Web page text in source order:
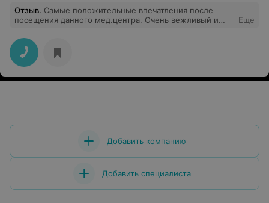
Отзыв. Самые положительные впечатления после
посещения данного мед.центра. Очень вежливый и
администратора, который создает комфортную и
приветливую атмосферу в центре. Особую
благодарность хочу выразить врачу акушеру –
гинекологу, у который была на приеме и
ультразвуковой диагностики. Очень внимательный,
Консультацией осталась довольна. Огромное спасибо!
Успехов и процветания клинике.
Еще
Добавить компанию
Добавить специалиста